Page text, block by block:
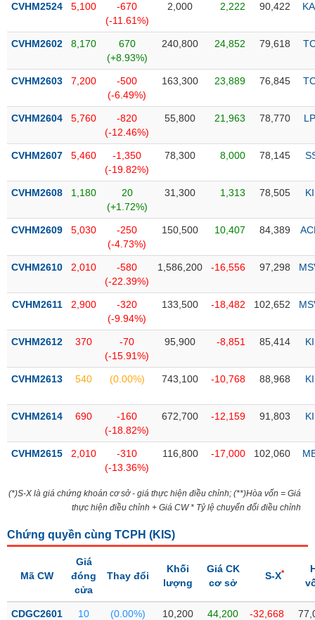
thái
phiếu
mô
thị
Niêm
Niêm
mới
yết
sung
niêm
yết
Theo
dõi
biệt
được
ETF
phiếu
tiết
CVHM2524 5,100
-670
(-11.61%)
2,000 2,222 90,422
CVHM2602 8,170
670
(+8.93%)
240,800 24,852 79,618
CVHM2603 7,200
-500
(-6.49%)
163,300 23,889 76,845
CVHM2604 5,760
-820
(-12.46%)
55,800 21,963 78,770
CVHM2607 5,460
-1,350
(-19.82%)
78,300 8,000 78,145
CVHM2608 1,180
20
(+1.72%)
31,300 1,313 78,505
CVHM2609 5,030
-250
(-4.73%)
150,500 10,407 84,389
CVHM2610 2,010
-580
(-22.39%)
1,586,200 -16,556 97,298
CVHM2611 2,900
-320
(-9.94%)
133,500 -18,482 102,652
CVHM2612 370
-70
(-15.91%)
95,900 -8,851 85,414
CVHM2613 540 (0.00%) 743,100 -10,768 88,968
CVHM2614 690
-160
(-18.82%)
672,700 -12,159 91,803
CVHM2615 2,010
-310
(-13.36%)
116,800 -17,000 102,060
(*)S-X là giá chứng khoán cơ sở - giá thực hiện điều chỉnh; (**)Hòa vốn = Giá
thực hiện điều chỉnh + Giá CW * Tỷ lệ chuyển đổi điều chỉnh
Chứng quyền cùng TCPH (KIS)
Mã CW
Giá
đóng
cửa
Thay đổi
Khối
lượng
Giá CK
cơ sở
S-X*
CDGC2601 10 (0.00%) 10,200 44,200 -32,668
NGÀNH
DOANH
NGHIỆP
PHIẾU
PHÁI
TRÁI
CÔNG
ĐẦU
TƯ
LIỆU
TIN
Ngành
(-)